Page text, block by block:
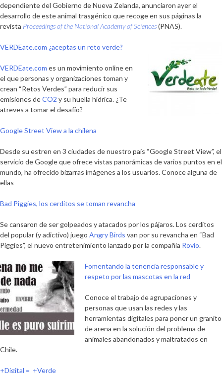
dependiente del Gobierno de Nueva Zelanda, anunciaron ayer el
desarrollo de este animal trasgénico que recoge en sus páginas la
revista Proceedings of the National Academy of Sciences(PNAS).
VERDEate.com ¿aceptas un reto verde?
VERDEate.com es un movimiento online en
el que personas y organizaciones toman y
crean “Retos Verdes” para reducir sus
emisiones deCO2 y su huella hídrica. ¿Te
atreves a tomar el desafío?
Google Street View a la chilena
Desde su estren en 3 ciudades de nuestro país “Google Street View”, el
servicio de Google que ofrece vistas panorámicas de varios puntos en el
mundo, ha ofrecido bizarras imágenes a los usuarios. Conoce alguna de
ellas
Bad Piggies, los cerditos se toman revancha
Se cansaron de ser golpeados y atacados por los pájaros. Los cerditos
del popular (y adictivo) juego Angry Birds van por su revancha en “Bad
Piggies”, el nuevo entretenimiento lanzado por la compañía Rovio.
Fomentando la tenencia responsable y
respeto por las mascotas en la red
Conoce el trabajo de agrupaciones y
personas que usan las redes y las
herramientas digitales para poner un granito
de arena en la solución del problema de
animales abandonados y maltratados en
Chile.
+Digital = +Verde